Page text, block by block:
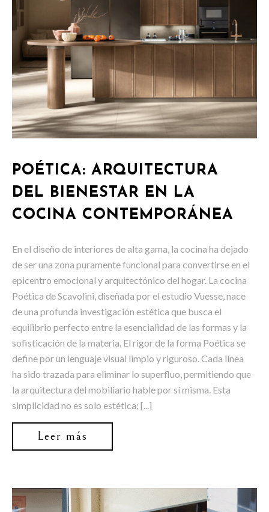
POÉTICA: ARQUITECTURA
DEL BIENESTAR EN LA
COCINA CONTEMPORÁNEA
En el diseño de interiores de alta gama, la cocina ha dejado
de ser una zona puramente funcional para convertirse en el
epicentro emocional y arquitectónico del hogar. La cocina
Poética de Scavolini, diseñada por el estudio Vuesse, nace
de una profunda investigación estética que busca el
equilibrio perfecto entre la esencialidad de las formas y la
sofisticación de la materia. El rigor de la forma Poética se
define por un lenguaje visual limpio y riguroso. Cada línea
ha sido trazada para eliminar lo superfluo, permitiendo que
la arquitectura del mobiliario hable por sí misma. Esta
simplicidad no es solo estética; [...]
Leer más